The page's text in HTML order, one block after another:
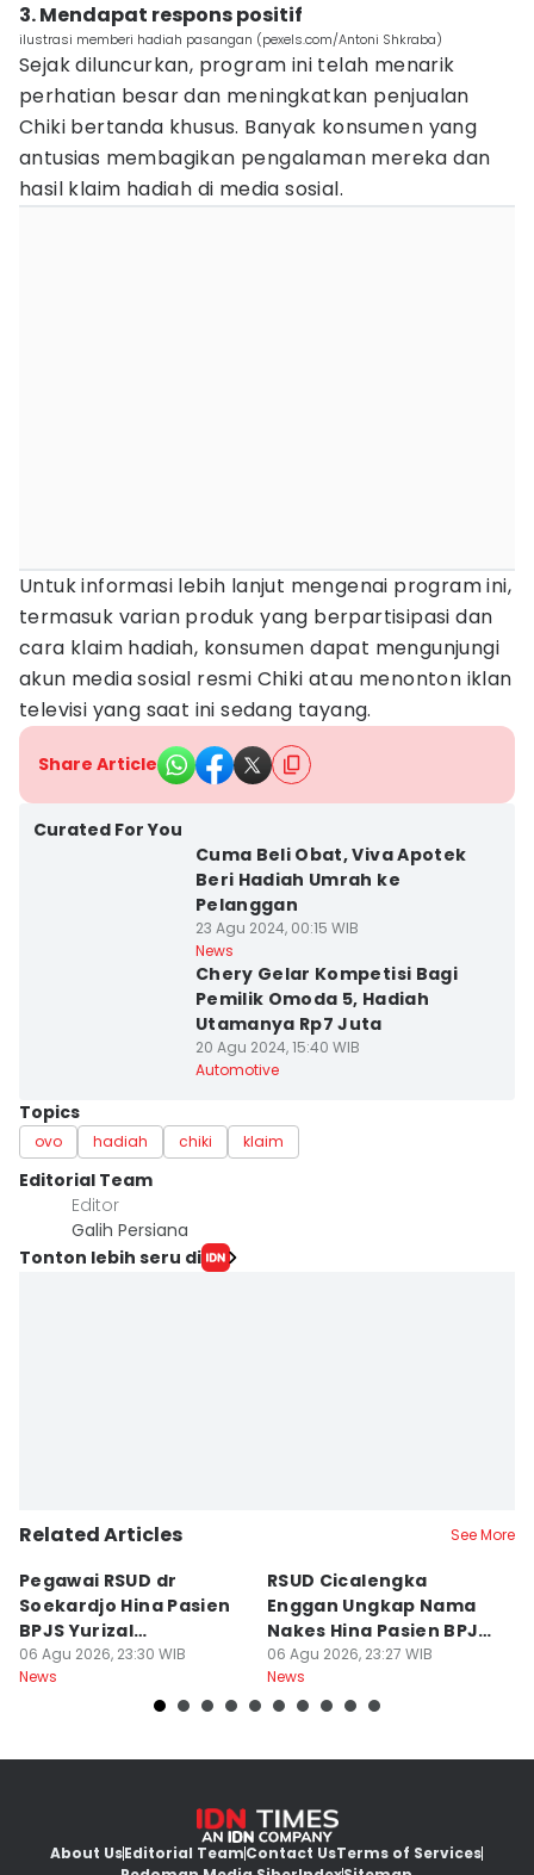
3. Mendapat respons positif
ilustrasi memberi hadiah pasangan (pexels.com/Antoni Shkraba)
Sejak diluncurkan, program ini telah menarik
perhatian besar dan meningkatkan penjualan
Chiki bertanda khusus. Banyak konsumen yang
antusias membagikan pengalaman mereka dan
hasil klaim hadiah di media sosial.
Untuk informasi lebih lanjut mengenai program ini,
termasuk varian produk yang berpartisipasi dan
cara klaim hadiah, konsumen dapat mengunjungi
akun media sosial resmi Chiki atau menonton iklan
televisi yang saat ini sedang tayang.
Share Article
Curated For You
Cuma Beli Obat, Viva Apotek
Beri Hadiah Umrah ke
Pelanggan
23 Agu 2024, 00:15 WIB
News
Chery Gelar Kompetisi Bagi
Pemilik Omoda 5, Hadiah
Utamanya Rp7 Juta
20 Agu 2024, 15:40 WIB
Automotive
Topics
ovo hadiah chiki klaim
Editorial Team
Editor
Galih Persiana
Tonton lebih seru di
Related Articles See More
Pegawai RSUD dr
Soekardjo Hina Pasien
BPJS Yurizal
Mengundurkan Diri
06 Agu 2026, 23:30 WIB
News
RSUD Cicalengka
Enggan Ungkap Nama
Nakes Hina Pasien BPJS
Yurizal
06 Agu 2026, 23:27 WIB
News
About UsEditorial TeamContact UsTerms of Services